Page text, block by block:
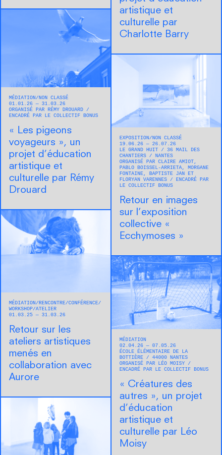
artistique et
culturelle par
Charlotte Barry
MÉDIATION
NON CLASSÉ
01.01.26 — 31.03.26
ORGANISÉ PAR RÉMY DROUARD
ENCADRÉ PAR LE COLLECTIF BONUS
« Les pigeons
voyageurs », un
projet d’éducation
artistique et
culturelle par Rémy
Drouard
EXPOSITION NON CLASSÉ
19.06.26 — 26.07.26
LE GRAND HUIT
36 MAIL DES
CHANTIERS
NANTES
ORGANISÉ PAR CLAIRE AMIOT,
PABLO BOISSEL-ARRIETA, MORGANE
FONTAINE, BAPTISTE JAN ET
FLORYAN VARENNES
ENCADRÉ PAR
LE COLLECTIF BONUS
Retour en images
sur l’exposition
collective «
Ecchymoses »
MÉDIATION RENCONTRE/CONFÉRENCE
WORKSHOP/ATELIER
01.03.25 — 31.03.26
Retour sur les
ateliers artistiques
menés en
collaboration avec
Aurore
MÉDIATION
02.04.26 — 07.05.26
ÉCOLE ÉLÉMENTAIRE DE LA
BOTTIÈRE
44000 NANTES
ORGANISÉ PAR LÉO MOISY
ENCADRÉ PAR LE COLLECTIF BONUS
« Créatures des
autres », un projet
d’éducation
artistique et
culturelle par Léo
Moisy